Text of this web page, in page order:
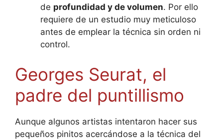
de profundidad y de volumen. Por ello
requiere de un estudio muy meticuloso
antes de emplear la técnica sin orden ni
control.
Georges Seurat, el
padre del puntillismo
Aunque algunos artistas intentaron hacer sus
pequeños pinitos acercándose a la técnica del